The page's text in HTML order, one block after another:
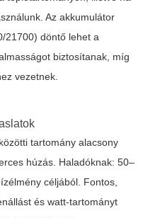
Az akkumulátor
21700) döntő lehet a
biztosítanak, míg
vezetnek.
tartomány alacsony
húzás. Haladóknak: 50–
céljából. Fontos,
és watt-tartományt